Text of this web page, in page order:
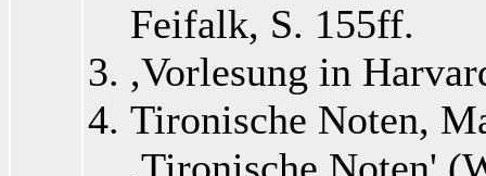
Feifalk, S. 155ff.
,Vorlesung in
Tironische Noten,